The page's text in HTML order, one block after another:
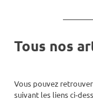
Tous nos
Vous pouvez
suivant les liens ci-